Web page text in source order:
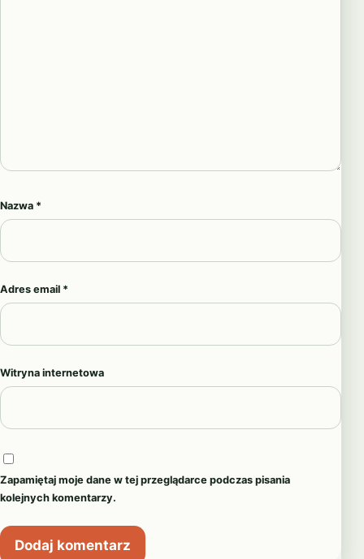
Nazwa *
Adres email *
Witryna internetowa
Zapamiętaj moje dane w tej przeglądarce podczas pisania
kolejnych komentarzy.